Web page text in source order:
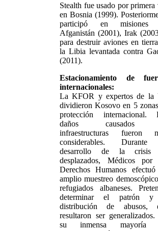
Stealth fue usado por primera
en Bosnia (1999).
participó en misiones
Afganistán (2001), Irak
para destruir aviones en
la Libia levantada contra
(2011).
Estacionamiento de
internacionales:
La KFOR y expertos de la
dividieron Kosovo en 5
protección internacional.
daños causados
infraestructuras fueron
considerables.
desarrollo de la crisis
desplazados, Médicos por
Derechos Humanos
amplio muestreo
refugiados albaneses.
determinar el patrón
distribución de abusos,
resultaron ser
su inmensa mayoría